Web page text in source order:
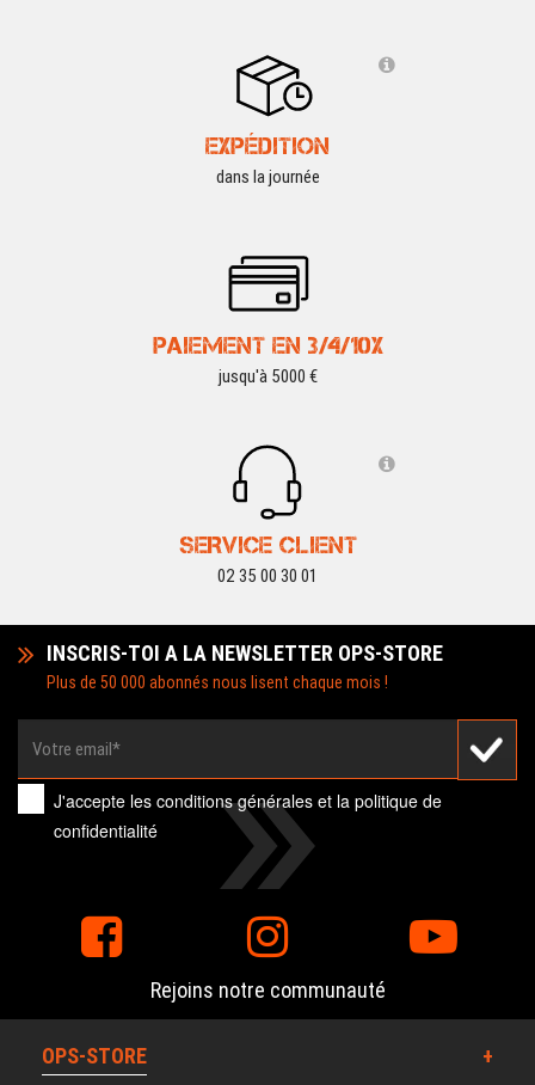
EXPÉDITION
dans la journée
PAIEMENT EN 3/4/10X
jusqu'à 5000 €
SERVICE CLIENT
02 35 00 30 01
INSCRIS-TOI A LA NEWSLETTER OPS-STORE
Plus de 50 000 abonnés nous lisent chaque mois !
J'accepte lesconditions générales et lapolitique de
confidentialité
Rejoins notre communauté
OPS-STORE